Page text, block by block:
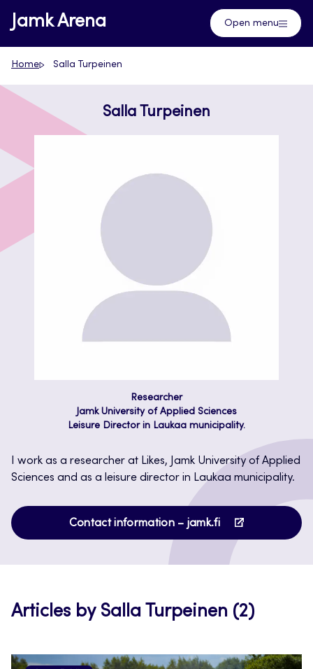
Skip
to
content
Jamk Arena Open menu
Home Salla Turpeinen
Salla Turpeinen
Researcher
Jamk University of Applied Sciences
Leisure Director in Laukaa municipality.
I work as a researcher at Likes, Jamk University of Applied
Sciences and as a leisure director in Laukaa municipality.
Contact information – jamk.fi
Opens
in
Articles by Salla Turpeinen (2)